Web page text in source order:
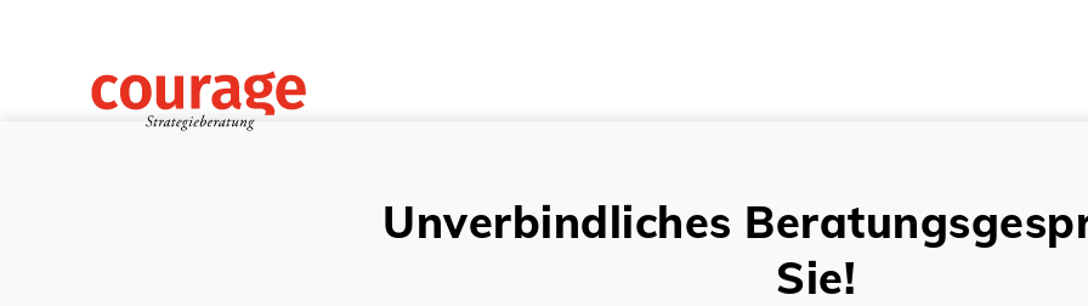
Unverbindliches
Sie!